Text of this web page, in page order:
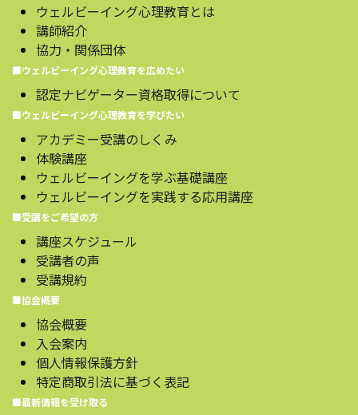
ウェルビーイング心理教育とは
講師紹介
協力・関係団体
■ウェルビーイング心理教育を広めたい
認定ナビゲーター資格取得について
■ウェルビーイング心理教育を学びたい
アカデミー受講のしくみ
体験講座
ウェルビーイングを学ぶ基礎講座
ウェルビーイングを実践する応用講座
■受講をご希望の方
講座スケジュール
受講者の声
受講規約
■協会概要
協会概要
入会案内
個人情報保護方針
特定商取引法に基づく表記
■最新情報を受け取る